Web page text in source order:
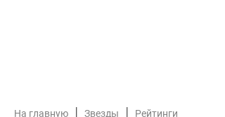
На главную | Звезды | Рейтинги